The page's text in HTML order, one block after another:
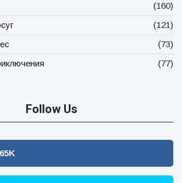
(160)
(121)
(73)
(77)
Follow Us
65K